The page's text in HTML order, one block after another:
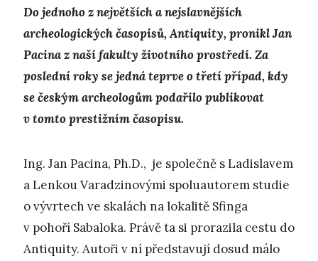
Do jednoho z největších a nejslavnějších
archeologických časopisů, Antiquity, pronikl Jan
Pacina z naší fakulty životního prostředí. Za
poslední roky se jedná teprve o třetí případ, kdy
se českým archeologům podařilo publikovat
v tomto prestižním časopisu.
Ing. Jan Pacina, Ph.D., je společně s Ladislavem
a Lenkou Varadzinovými spoluautorem studie
o vývrtech ve skalách na lokalitě Sfinga
v pohoří Sabaloka. Právě ta si prorazila cestu do
Antiquity. Autoři v ní představují dosud málo